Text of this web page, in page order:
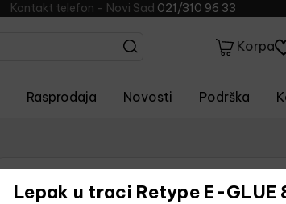
Kontakt telefon - Novi Sad 021/310 96 33
Korpa
Rasprodaja Novosti Podrška
Lepak u traci Retype E-GLUE